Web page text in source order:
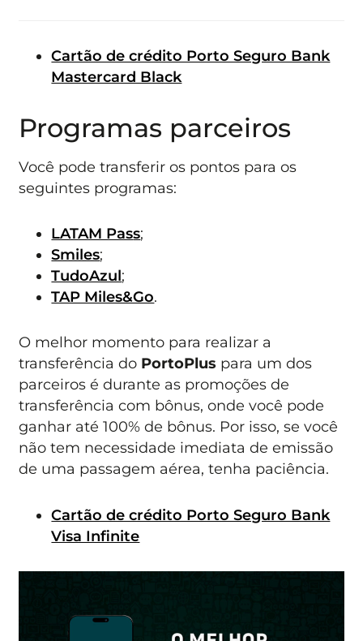
Cartão de crédito Porto Seguro Bank
Mastercard Black
Programas parceiros
Você pode transferir os pontos para os
seguintes programas:
LATAM Pass;
Smiles;
TudoAzul;
TAP Miles&Go.
O melhor momento para realizar a
transferência do PortoPlus para um dos
parceiros é durante as promoções de
transferência com bônus, onde você pode
ganhar até 100% de bônus. Por isso, se você
não tem necessidade imediata de emissão
de uma passagem aérea, tenha paciência.
Cartão de crédito Porto Seguro Bank
Visa Infinite